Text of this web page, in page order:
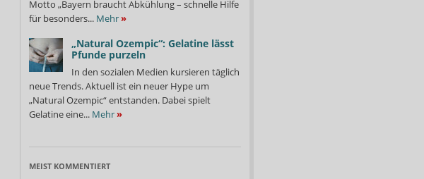
Motto „Bayern braucht Abkühlung – schnelle Hilfe
für besonders... Mehr»
„Natural Ozempic“: Gelatine lässt
Pfunde purzeln
In den sozialen Medien kursieren täglich
neue Trends. Aktuell ist ein neuer Hype um
„Natural Ozempic“ entstanden. Dabei spielt
Gelatine eine... Mehr»
MEIST KOMMENTIERT